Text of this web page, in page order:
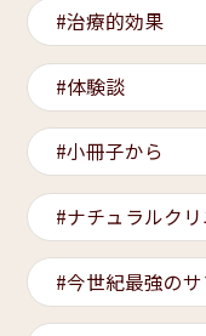
治療的効果
体験談
小冊子から
ナチュラルク
今世紀最強のサ